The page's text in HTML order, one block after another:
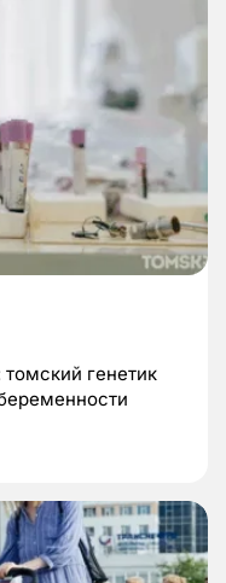
генетик